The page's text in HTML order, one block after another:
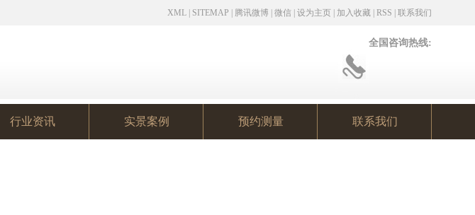
XML SITEMAP 腾讯微博 微信 设为主页 加入收藏 RSS 联系我们
全国咨询热线:
行业资讯 实景案例 预约测量 联系我们